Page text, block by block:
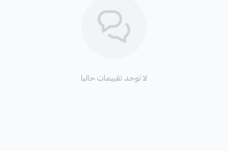
لا توجد تقييمات حاليا